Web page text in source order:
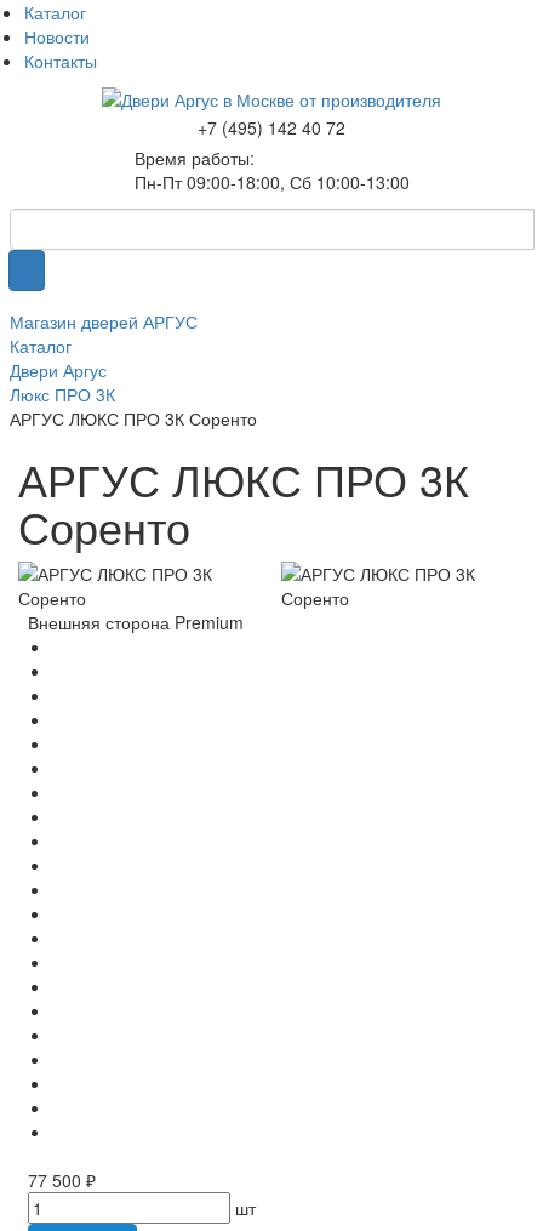
Каталог
Новости
Контакты
+7 (495) 142 40 72
Время работы:
Пн-Пт 09:00-18:00, Сб 10:00-13:00
Магазин дверей АРГУС
Каталог
Двери Аргус
Люкс ПРО 3К
АРГУС ЛЮКС ПРО 3К Соренто
АРГУС ЛЮКС ПРО 3К
Соренто
Внешняя сторона Premium
77 500 ₽
шт